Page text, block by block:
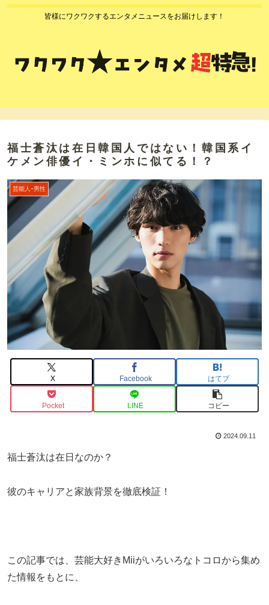
皆様にワクワクするエンタメニュースをお届けします！
福士蒼汰は在日韓国人ではない！韓国系イ
ケメン俳優イ・ミンホに似てる！？
芸能人ｰ男性
X Facebook はてブ
Pocket LINE コピー
2024.09.11
福士蒼汰は在日なのか？
彼のキャリアと家族背景を徹底検証！
この記事では、芸能大好きMiiがいろいろなトコロから集め
た情報をもとに、